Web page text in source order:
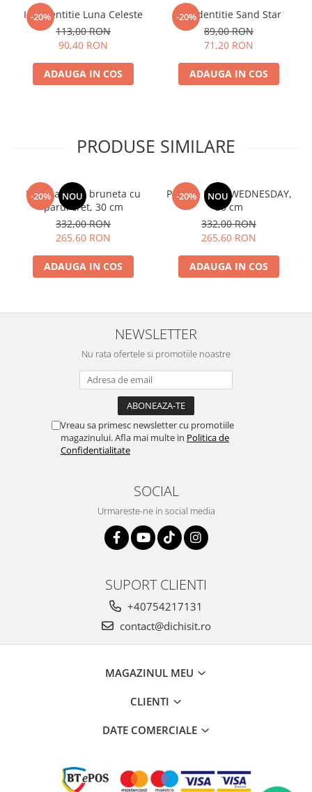
-20%
Inel dentitie Luna Celeste
113,00 RON
90,40 RON
ADAUGA IN COS
-20%
Inel dentitie Sand Star
89,00 RON
71,20 RON
ADAUGA IN COS
PRODUSE SIMILARE
-20% NOU
Papusa Mia - bruneta cu
parul cret, 30 cm
332,00 RON
265,60 RON
ADAUGA IN COS
-20% NOU
Papusa Mia - WEDNESDAY,
30 cm
332,00 RON
265,60 RON
ADAUGA IN COS
NEWSLETTER
Nu rata ofertele si promotiile noastre
Vreau sa primesc newsletter cu promotiile
magazinului. Afla mai multe in Politica de
Confidentialitate
SOCIAL
Urmareste-ne in social media
SUPORT CLIENTI
+40754217131
contact@dichisit.ro
MAGAZINUL MEU
CLIENTI
DATE COMERCIALE